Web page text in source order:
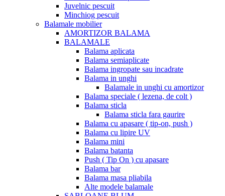
Juvelnic pescuit
Minchiog pescuit
Balamale mobilier
AMORTIZOR BALAMA
BALAMALE
Balama aplicata
Balama semiaplicate
Balama ingropate sau incadrate
Balama in unghi
Balamale in unghi cu amortizor
Balama speciale ( lezena, de colt )
Balama sticla
Balama sticla fara gaurire
Balama cu apasare ( tip-on, push )
Balama cu lipire UV
Balama mini
Balama batanta
Push ( Tip On ) cu apasare
Balama bar
Balama masa pliabila
Alte modele balamale